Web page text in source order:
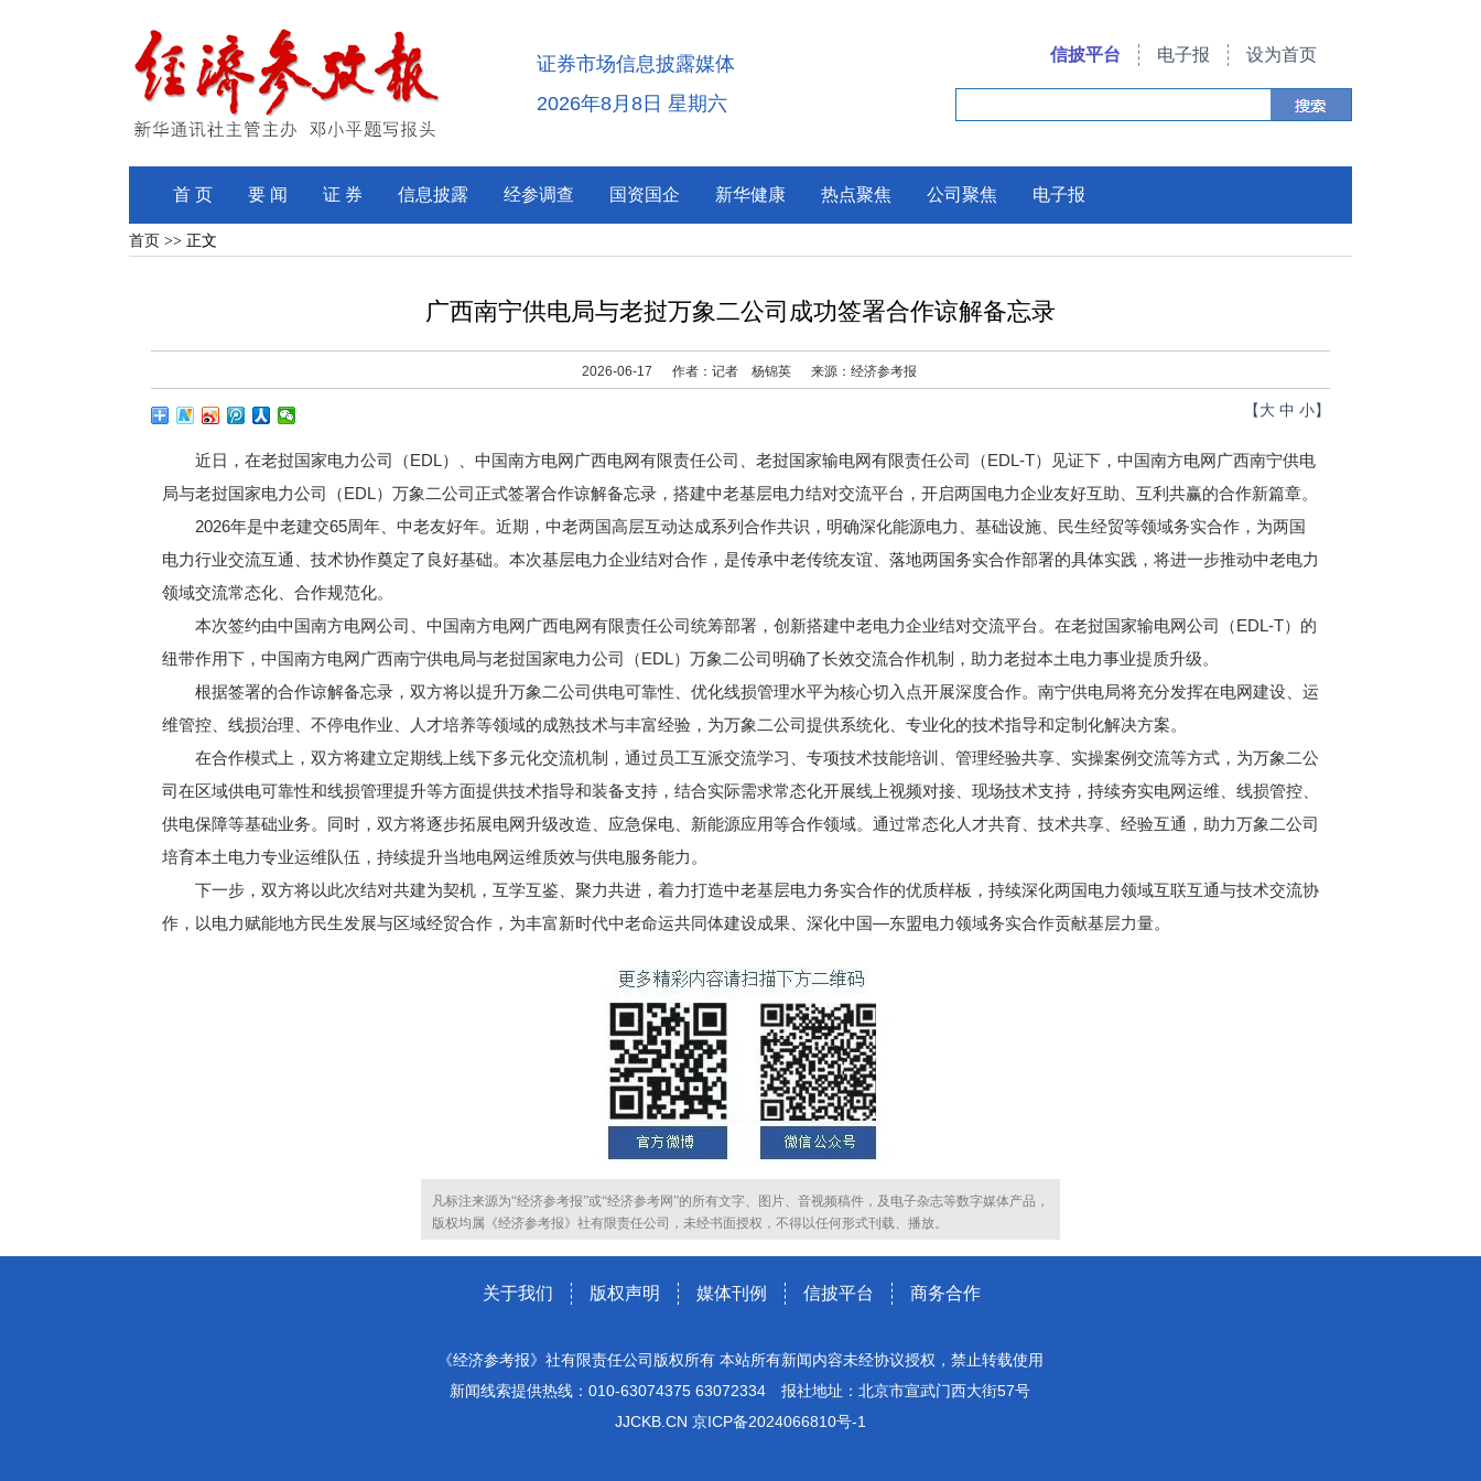
证券市场信息披露媒体
2026年8月8日 星期六
信披平台 电子报 设为首页
首 页 要 闻 证 券 信息披露 经参调查 国资国企 新华健康 热点聚焦 公司聚焦 电子报
首页 >> 正文
广西南宁供电局与老挝万象二公司成功签署合作谅解备忘录
2026-06-17 作者：记者 杨锦英 来源：经济参考报
【 大 中 小】
近日，在老挝国家电力公司（EDL）、中国南方电网广西电网有限责任公司、老挝国家输电网有限责任公司（EDL-T）见证下，中国南方电网广西南宁供电
局与老挝国家电力公司（EDL）万象二公司正式签署合作谅解备忘录，搭建中老基层电力结对交流平台，开启两国电力企业友好互助、互利共赢的合作新篇章。
2026年是中老建交65周年、中老友好年。近期，中老两国高层互动达成系列合作共识，明确深化能源电力、基础设施、民生经贸等领域务实合作，为两国
电力行业交流互通、技术协作奠定了良好基础。本次基层电力企业结对合作，是传承中老传统友谊、落地两国务实合作部署的具体实践，将进一步推动中老电力
领域交流常态化、合作规范化。
本次签约由中国南方电网公司、中国南方电网广西电网有限责任公司统筹部署，创新搭建中老电力企业结对交流平台。在老挝国家输电网公司（EDL-T）的
纽带作用下，中国南方电网广西南宁供电局与老挝国家电力公司（EDL）万象二公司明确了长效交流合作机制，助力老挝本土电力事业提质升级。
根据签署的合作谅解备忘录，双方将以提升万象二公司供电可靠性、优化线损管理水平为核心切入点开展深度合作。南宁供电局将充分发挥在电网建设、运
维管控、线损治理、不停电作业、人才培养等领域的成熟技术与丰富经验，为万象二公司提供系统化、专业化的技术指导和定制化解决方案。
在合作模式上，双方将建立定期线上线下多元化交流机制，通过员工互派交流学习、专项技术技能培训、管理经验共享、实操案例交流等方式，为万象二公
司在区域供电可靠性和线损管理提升等方面提供技术指导和装备支持，结合实际需求常态化开展线上视频对接、现场技术支持，持续夯实电网运维、线损管控、
供电保障等基础业务。同时，双方将逐步拓展电网升级改造、应急保电、新能源应用等合作领域。通过常态化人才共育、技术共享、经验互通，助力万象二公司
培育本土电力专业运维队伍，持续提升当地电网运维质效与供电服务能力。
下一步，双方将以此次结对共建为契机，互学互鉴、聚力共进，着力打造中老基层电力务实合作的优质样板，持续深化两国电力领域互联互通与技术交流协
作，以电力赋能地方民生发展与区域经贸合作，为丰富新时代中老命运共同体建设成果、深化中国—东盟电力领域务实合作贡献基层力量。
凡标注来源为“经济参考报”或“经济参考网”的所有文字、图片、音视频稿件，及电子杂志等数字媒体产品，
版权均属《经济参考报》社有限责任公司，未经书面授权，不得以任何形式刊载、播放。
关于我们 版权声明 媒体刊例 信披平台 商务合作
《经济参考报》社有限责任公司版权所有 本站所有新闻内容未经协议授权，禁止转载使用
新闻线索提供热线：010-63074375 63072334 报社地址：北京市宣武门西大街57号
JJCKB.CN 京ICP备2024066810号-1